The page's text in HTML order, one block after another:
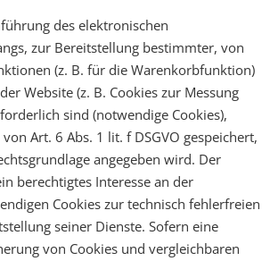
des elektronischen
zur Bereitstellung bestimmter, von
(z. B. für die Warenkorbfunktion)
Website (z. B. Cookies zur Messung
sind (notwendige Cookies),
Art. 6 Abs. 1 lit. f DSGVO gespeichert,
angegeben wird. Der
berechtigtes Interesse an der
Cookies zur technisch fehlerfreien
seiner Dienste. Sofern eine
von Cookies und vergleichbaren